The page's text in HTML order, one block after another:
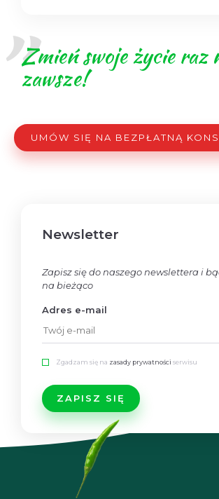
Zmień swoje życie raz
zawsze!
UMÓW SIĘ NA BEZPŁATNĄ
Newsletter
Zapisz się do naszego newslettera i
na bieżąco
Adres e-mail
Zgadzam się na zasady prywatności serwisu